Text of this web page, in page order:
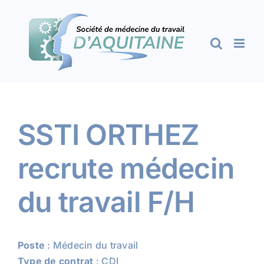
contenu
SSTI ORTHEZ
recrute médecin
du travail F/H
Poste : Médecin du travail
Type de contrat : CDI